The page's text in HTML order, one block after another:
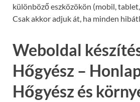
különböző eszközökön (mobil,
Csak akkor adjuk át, ha minden
Weboldal
Hőgyész –
Hőgyész és